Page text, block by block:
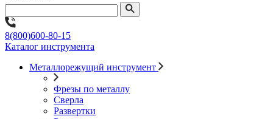
8(800)600-80-15
Каталог инструмента
Металлорежущий инструмент
Фрезы по металлу
Сверла
Развертки